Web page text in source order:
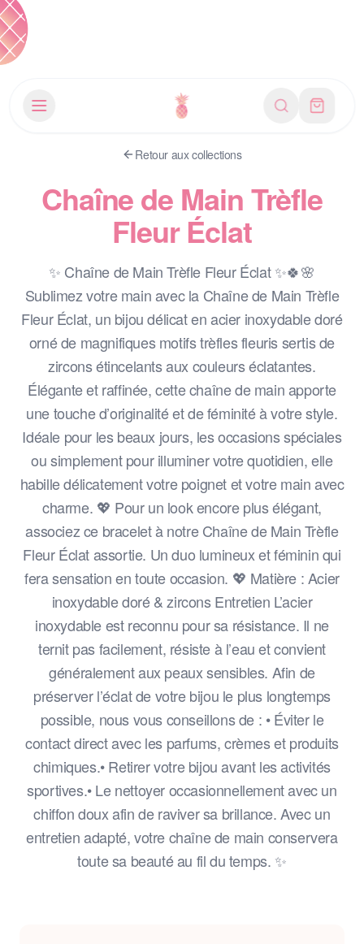
Rechercher
Vos
Retour aux collections
Chaîne de Main Trèfle
Fleur Éclat
✨ Chaîne de Main Trèfle Fleur Éclat ✨🍀🌸
Sublimez votre main avec la Chaîne de Main Trèfle
Fleur Éclat, un bijou délicat en acier inoxydable doré
orné de magnifiques motifs trèfles fleuris sertis de
zircons étincelants aux couleurs éclatantes.
Élégante et raffinée, cette chaîne de main apporte
une touche d’originalité et de féminité à votre style.
Idéale pour les beaux jours, les occasions spéciales
ou simplement pour illuminer votre quotidien, elle
habille délicatement votre poignet et votre main avec
charme. 💖 Pour un look encore plus élégant,
associez ce bracelet à notre Chaîne de Main Trèfle
Fleur Éclat assortie. Un duo lumineux et féminin qui
fera sensation en toute occasion. 💖 Matière : Acier
inoxydable doré & zircons Entretien L’acier
inoxydable est reconnu pour sa résistance. Il ne
ternit pas facilement, résiste à l’eau et convient
généralement aux peaux sensibles. Afin de
préserver l’éclat de votre bijou le plus longtemps
possible, nous vous conseillons de : • Éviter le
contact direct avec les parfums, crèmes et produits
chimiques.• Retirer votre bijou avant les activités
sportives.• Le nettoyer occasionnellement avec un
chiffon doux afin de raviver sa brillance. Avec un
entretien adapté, votre chaîne de main conservera
toute sa beauté au fil du temps. ✨